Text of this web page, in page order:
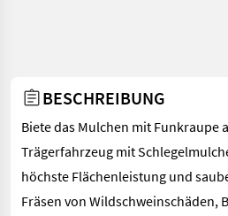
BESCHREIBUNG
Biete das Mulchen mit Funkraupe
Trägerfahrzeug mit
höchste Flächenleistung und
Fräsen von Wildschweinschäden,